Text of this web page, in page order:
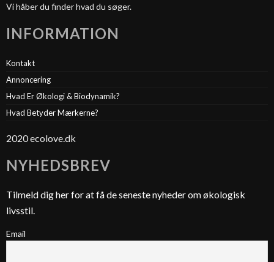
Vi håber du finder hvad du søger.
INFORMATION
Kontakt
Annoncering
Hvad Er Økologi & Biodynamik?
Hvad Betyder Mærkerne?
2020 ecolove.dk
NYHEDSBREV
Tilmeld dig her for at få de seneste nyheder om økologisk
livsstil.
Email